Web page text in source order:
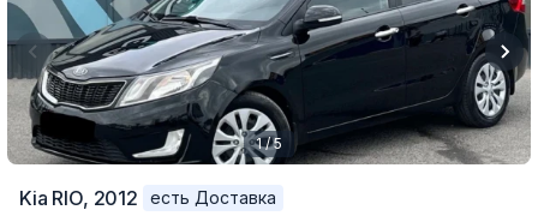
1 / 5
Kia RIO, 2012
есть Доставка